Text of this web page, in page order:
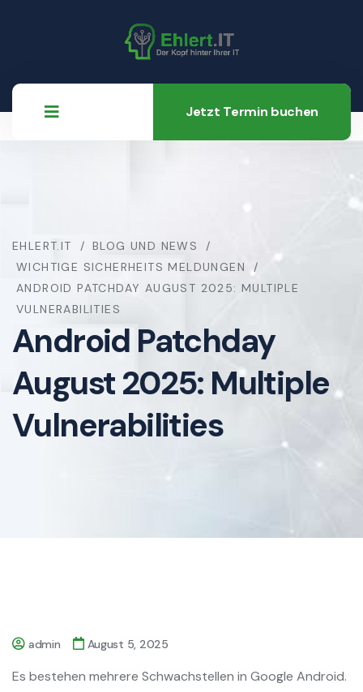
Jetzt Termin buchen
EHLERT.IT
BLOG UND NEWS
WICHTIGE SICHERHEITS MELDUNGEN
ANDROID PATCHDAY AUGUST 2025: MULTIPLE
VULNERABILITIES
Android Patchday
August 2025: Multiple
Vulnerabilities
admin August 5, 2025
Es bestehen mehrere Schwachstellen in Google Android.